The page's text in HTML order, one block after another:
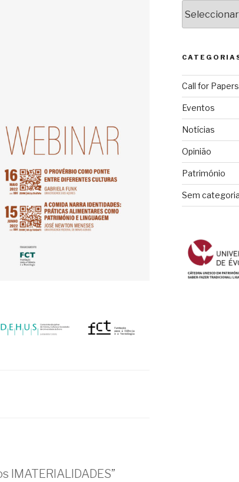
Call for Papers
Eventos
Notícias
Opinião
Património
Sem